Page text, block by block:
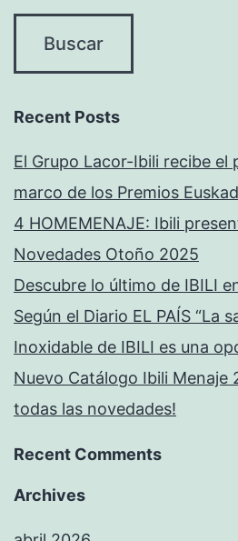
Recent Posts
El Grupo Lacor-Ibili recibe el
marco de los Premios
4 HOMEMENAJE: Ibili
Novedades Otoño 2025
Descubre lo último de IBILI
Según el Diario EL PAÍS “La
Inoxidable de IBILI es una
Nuevo Catálogo Ibili Menaje
todas las novedades!
Recent Comments
Archives